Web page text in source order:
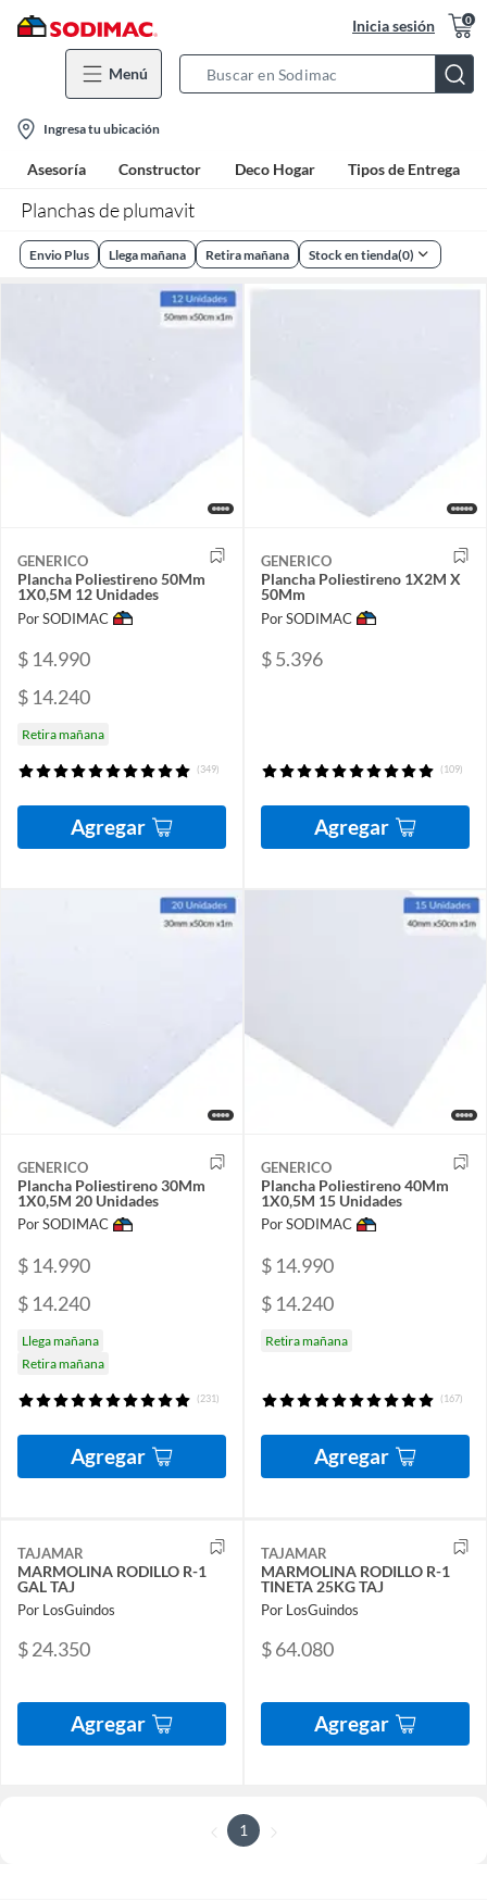
Inicia sesión 0
Menú
Bar
location-
icon
Ingresa tu ubicación
Asesoría Constructor Deco Hogar Tipos de Entrega
Planchas de plumavit
Envio Plus Llega mañana Retira mañana Stock en tienda(0)
GENERICO
Plancha Poliestireno 50Mm
1X0,5M 12 Unidades
Por SODIMAC
$ 14.990
$ 14.240
Retira mañana
(349)
Agregar
GENERICO
Plancha Poliestireno 1X2M X
50Mm
Por SODIMAC
$ 5.396
(109)
Agregar
GENERICO
Plancha Poliestireno 30Mm
1X0,5M 20 Unidades
Por SODIMAC
$ 14.990
$ 14.240
Llega mañana
Retira mañana
(231)
Agregar
GENERICO
Plancha Poliestireno 40Mm
1X0,5M 15 Unidades
Por SODIMAC
$ 14.990
$ 14.240
Retira mañana
(167)
Agregar
TAJAMAR
MARMOLINA RODILLO R-1
GAL TAJ
Por LosGuindos
$ 24.350
Agregar
TAJAMAR
MARMOLINA RODILLO R-1
TINETA 25KG TAJ
Por LosGuindos
$ 64.080
Agregar
1